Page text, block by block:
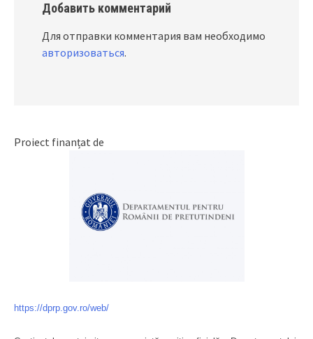
Добавить комментарий
Для отправки комментария вам необходимо
авторизоваться.
Proiect finanțat de
https://dprp.gov.ro/web/